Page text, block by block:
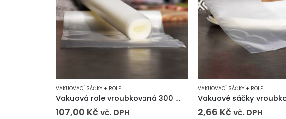
VAKUOVACÍ SÁČKY + ROLE
Vakuová role vroubkovaná 300 mm (6m)
107,00 Kč vč. DPH
VAKUOVACÍ SÁČKY + ROLE
2,66 Kč vč. DPH